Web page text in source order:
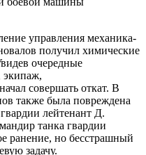
управления механика-
получил химические
очередные
экипаж,
совершать откат. В
также была повреждена
лейтенант Д.
танка гвардии
ранение, но бесстрашный
задачу.